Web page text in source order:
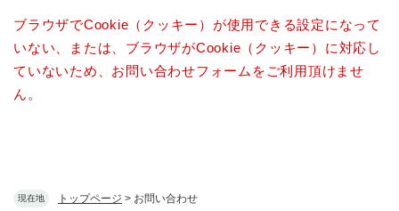
現在地 トップページ > お問い合わせ
ブラウザでCookie（クッキー）が使用できる設定になって
いない、または、ブラウザがCookie（クッキー）に対応し
ていないため、お問い合わせフォームをご利用頂けませ
ん。